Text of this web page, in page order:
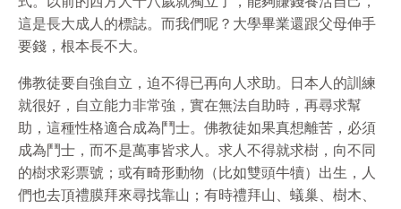
這是長大成人的標誌。而我們呢？大學畢業還跟父母伸手
要錢，根本長不大。
佛教徒要自強自立，迫不得已再向人求助。日本人的訓練
就很好，自立能力非常強，實在無法自助時，再尋求幫
助，這種性格適合成為鬥士。佛教徒如果真想離苦，必須
成為鬥士，而不是萬事皆求人。求人不得就求樹，向不同
的樹求彩票號；或有畸形動物（比如雙頭牛犢）出生，人
們也去頂禮膜拜來尋找靠山；有時禮拜山、蟻巢、樹木、